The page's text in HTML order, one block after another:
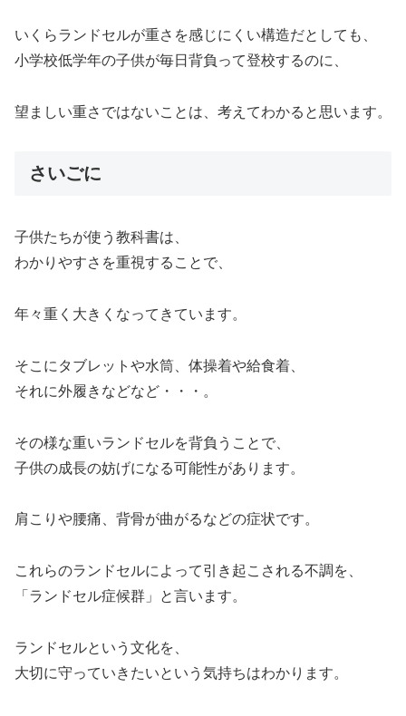
いくらランドセルが重さを感じにくい構造だとしても、
小学校低学年の子供が毎日背負って登校するのに、
望ましい重さではないことは、考えてわかると思います。
さいごに
子供たちが使う教科書は、
わかりやすさを重視することで、
年々重く大きくなってきています。
そこにタブレットや水筒、体操着や給食着、
それに外履きなどなど・・・。
その様な重いランドセルを背負うことで、
子供の成長の妨げになる可能性があります。
肩こりや腰痛、背骨が曲がるなどの症状です。
これらのランドセルによって引き起こされる不調を、
「ランドセル症候群」と言います。
ランドセルという文化を、
大切に守っていきたいという気持ちはわかります。